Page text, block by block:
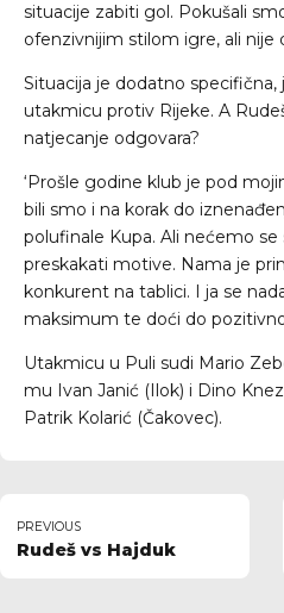
situacije zabiti gol. Pokušali
ofenzivnijim stilom igre, ali nije
Situacija je dodatno specifična,
utakmicu protiv Rijeke. A
natjecanje odgovara?
‘Prošle godine klub je pod
bili smo i na korak do
polufinale Kupa. Ali nećemo
preskakati motive. Nama je
konkurent na tablici. I ja se
maksimum te doći do
Utakmicu u Puli sudi Mario
mu Ivan Janić (Ilok) i Dino
Patrik Kolarić (Čakovec).
PREVIOUS
Rudeš vs Hajduk